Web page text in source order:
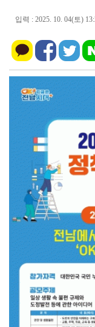
광양시 광영도서관,
㈜신진기업, 광양사
영암 가뭄 '비상'… 서
입력 : 2025. 10. 04(토)